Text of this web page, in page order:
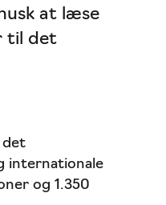
at læse
til det
det
internationale
og 1.350